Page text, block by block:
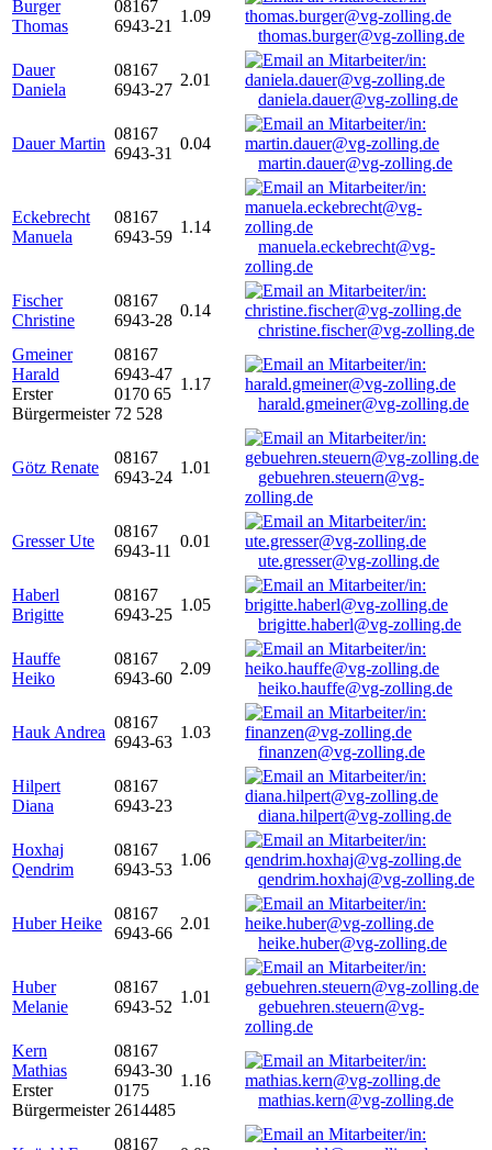
Burger
Thomas
08167
6943-21
1.09
thomas.burger@vg-zolling.de
Dauer
Daniela
08167
6943-27
2.01
daniela.dauer@vg-zolling.de
Dauer Martin
08167
6943-31
0.04
martin.dauer@vg-zolling.de
Eckebrecht
Manuela
08167
6943-59
1.14
manuela.eckebrecht@vg-
zolling.de
Fischer
Christine
08167
6943-28
0.14
christine.fischer@vg-zolling.de
Gmeiner
Harald
Erster
Bürgermeister
08167
6943-47
0170 65
72 528
1.17
harald.gmeiner@vg-zolling.de
Götz Renate
08167
6943-24
1.01
gebuehren.steuern@vg-
zolling.de
Gresser Ute
08167
6943-11
0.01
ute.gresser@vg-zolling.de
Haberl
Brigitte
08167
6943-25
1.05
brigitte.haberl@vg-zolling.de
Hauffe
Heiko
08167
6943-60
2.09
heiko.hauffe@vg-zolling.de
Hauk Andrea
08167
6943-63
1.03
finanzen@vg-zolling.de
Hilpert
Diana
08167
6943-23
diana.hilpert@vg-zolling.de
Hoxhaj
Qendrim
08167
6943-53
1.06
qendrim.hoxhaj@vg-zolling.de
Huber Heike
08167
6943-66
2.01
heike.huber@vg-zolling.de
Huber
Melanie
08167
6943-52
1.01
gebuehren.steuern@vg-
zolling.de
Kern
Mathias
Erster
Bürgermeister
08167
6943-30
0175
2614485
1.16
mathias.kern@vg-zolling.de
08167